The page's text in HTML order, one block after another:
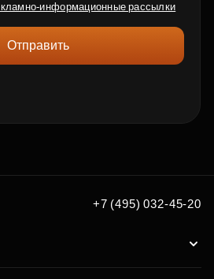
информационные рассылки
Отправить
+7 (495) 032-45-20